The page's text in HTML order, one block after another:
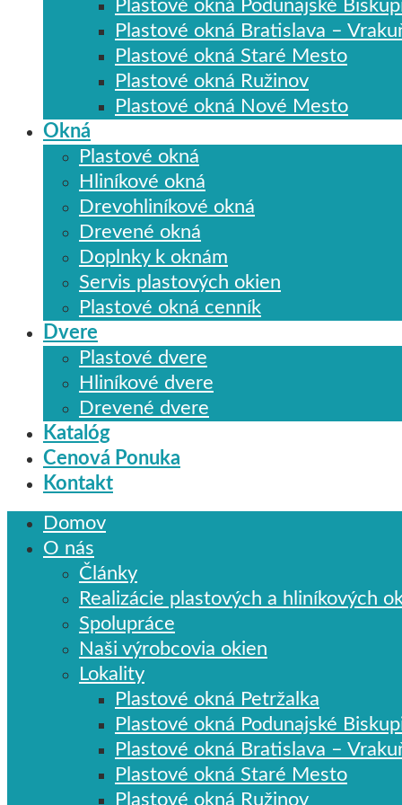
Plastové okná Podunajské
Plastové okná Bratislava –
Plastové okná Staré Mesto
Plastové okná Ružinov
Plastové okná Nové Mesto
Okná
Plastové okná
Hliníkové okná
Drevohliníkové okná
Drevené okná
Doplnky k oknám
Servis plastových okien
Plastové okná cenník
Dvere
Plastové dvere
Hliníkové dvere
Drevené dvere​
Katalóg
Cenová Ponuka
Kontakt
Domov
O nás
Články
Realizácie plastových a hliníkových
Spolupráce
Naši výrobcovia okien
Lokality
Plastové okná Petržalka
Plastové okná Podunajské
Plastové okná Bratislava –
Plastové okná Staré Mesto
Plastové okná Ružinov